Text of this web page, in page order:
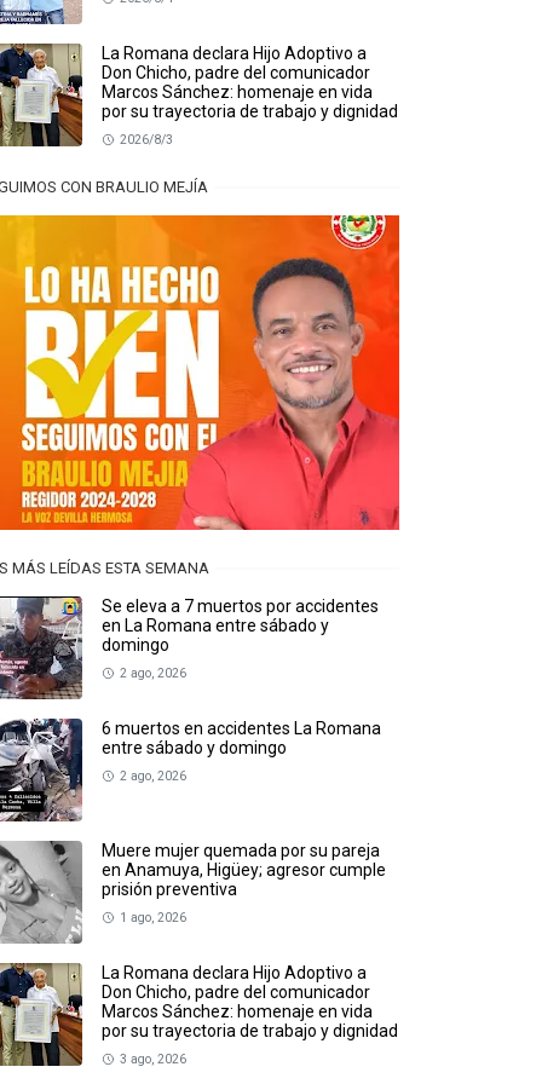
La Romana declara Hijo Adoptivo a
Don Chicho, padre del comunicador
Marcos Sánchez: homenaje en vida
por su trayectoria de trabajo y dignidad
2026/8/3
CON BRAULIO MEJÍA
MÁS LEÍDAS ESTA SEMANA
Se eleva a 7 muertos por accidentes
en La Romana entre sábado y
domingo
2 ago, 2026
6 muertos en accidentes La Romana
entre sábado y domingo
2 ago, 2026
Muere mujer quemada por su pareja
en Anamuya, Higüey; agresor cumple
prisión preventiva
1 ago, 2026
La Romana declara Hijo Adoptivo a
Don Chicho, padre del comunicador
Marcos Sánchez: homenaje en vida
por su trayectoria de trabajo y dignidad
3 ago, 2026